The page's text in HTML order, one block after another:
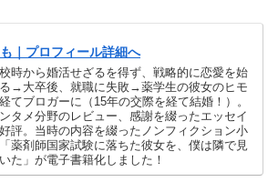
｜プロフィール詳細へ
時から婚活せざるを得ず、戦略的に恋愛を始
→大卒後、就職に失敗→薬学生の彼女のヒモ
てブロガーに（15年の交際を経て結婚！）。
タメ分野のレビュー、感謝を綴ったエッセイ
評。当時の内容を綴ったノンフィクション小
薬剤師国家試験に落ちた彼女を、僕は隣で見
た」が電子書籍化しました！